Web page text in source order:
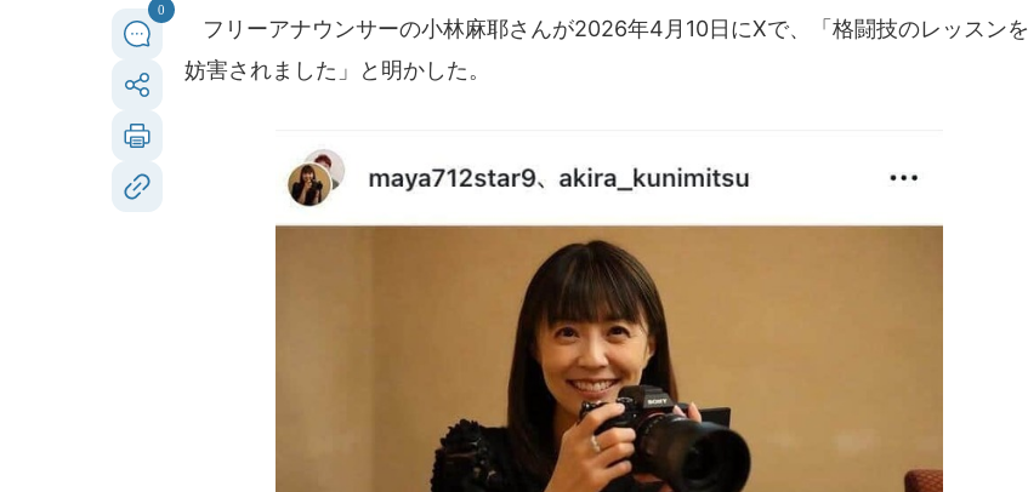
0
フリーアナウンサーの小林麻耶さんが2026年4月10日にXで、「格闘技のレッスンを
妨害されました」と明かした。